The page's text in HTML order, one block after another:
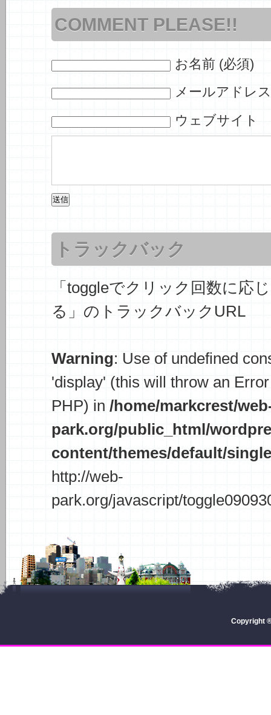
COMMENT PLEASE!!
お名前 (必須)
メールアドレ
ウェブサイト
トラックバック
「toggleでクリック回数に応
る」のトラックバックURL
Warning: Use of undefined
'display' (this will throw an
PHP) in/home/markcrest/
park.org/public_html/
content/themes/default/
http://web-
park.org/javascript/
Copyright